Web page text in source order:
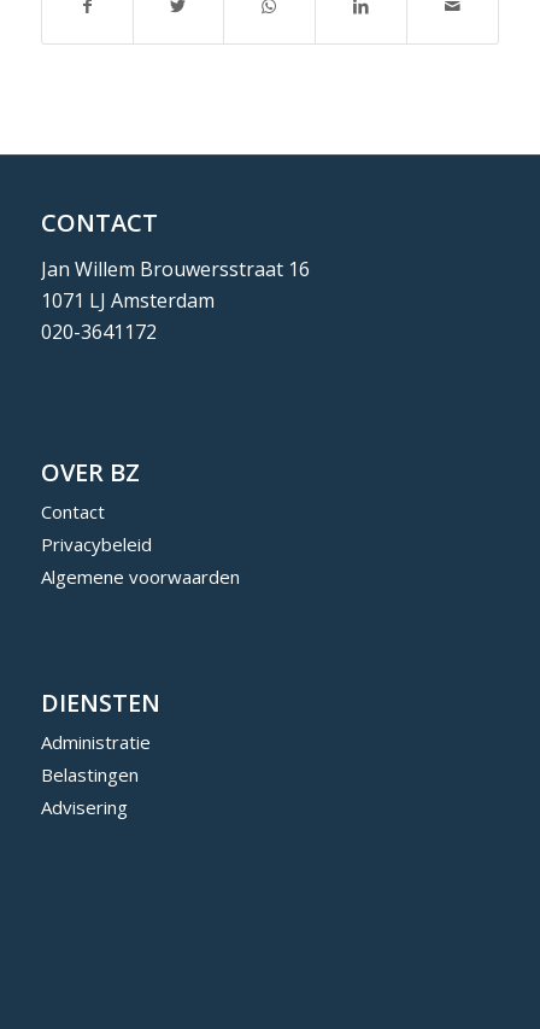
CONTACT
Jan Willem Brouwersstraat 16
1071 LJ Amsterdam
020-3641172
OVER BZ
Contact
Privacybeleid
Algemene voorwaarden
DIENSTEN
Administratie
Belastingen
Advisering